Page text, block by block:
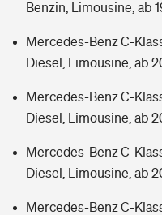
Benzin, Limousine, ab
Mercedes-Benz C-
Diesel, Limousine, ab
Mercedes-Benz C-
Diesel, Limousine, ab
Mercedes-Benz C-
Diesel, Limousine, ab
Mercedes-Benz C-